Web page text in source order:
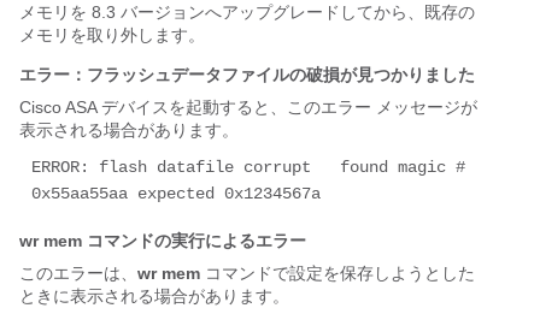
メモリを 8.3 バージョンへアップグレードしてから、既存の
メモリを取り外します。
エラー：フラッシュデータファイルの破損が見つかりました
Cisco ASA デバイスを起動すると、このエラー メッセージが
表示される場合があります。
ERROR: flash datafile corrupt   found magic #
0x55aa55aa expected 0x1234567a
wr mem コマンドの実行によるエラー
このエラーは、 wr mem コマンドで設定を保存しようとした
ときに表示される場合があります。